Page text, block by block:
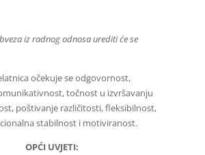
iz radnog odnosa urediti će se
očekuje se odgovornost,
točnost u izvršavanju
poštivanje različitosti, fleksibilnost,
stabilnost i motiviranost.
OPĆI UVJETI: